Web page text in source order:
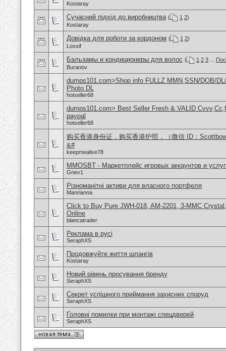
Kostaray
Сучасний підхід до виробництва ( 1 2)
Kostaray
Довідка для роботи за кордоном ( 1 2)
Lossif
Бальзамы и кондиционеры для волос ( 1 2 3
Buranov
dumps101.com>Shop info FULLZ MMN,SSN/DOB/
Photo DL
hotseller68
dumps101.com> Best Seller Fresh & VALID
paypal
hotseller68
购买香港身份证，购买香港护照，（微信 ID：
&#
keepmealive78
MMOSBT - Маркетплейс игровых аккаунтов и услуг
Gnev1
Різноманітні активи для власного портфеля
Manrianna
Click to Buy Pure JWH-018, AM-2201, 3-MMC
Online
blancatrader
Реклама в русі
SeraphXS
Продовжуйте життя шлангів
Kostaray
Новий рівень просування бренду
SeraphXS
Секрет успішного приймання захисних споруд
SeraphXS
Головні помилки при монтажі спецдверей
SeraphXS